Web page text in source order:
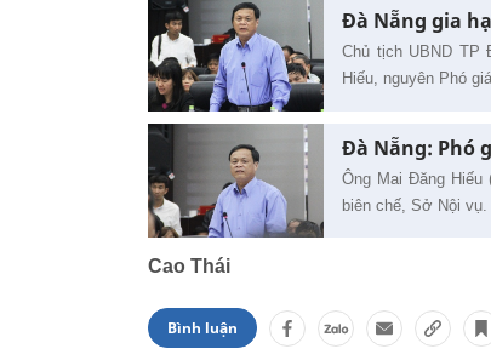
Đà Nẵng gia
Chủ tịch UBND TP
Hiếu, nguyên Phó
Đà Nẵng: Phó
Ông Mai Đăng Hiếu
biên chế, Sở Nội vụ.
Cao Thái
Bình luận